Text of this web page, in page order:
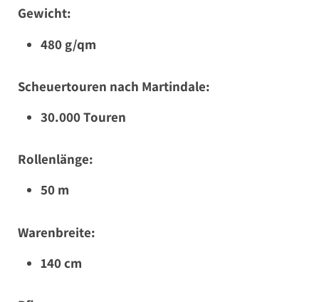
Gewicht:
480 g/qm
Scheuertouren nach Martindale:
30.000 Touren
Rollenlänge:
50 m
Warenbreite:
140 cm